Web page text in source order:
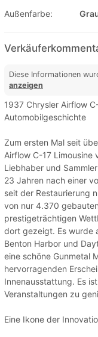
Außenfarbe:
Diese Informationen
anzeigen
1937 Chrysler Airflow
Automobilgeschichte
Zum ersten Mal seit
Airflow C-17 Limousine
Liebhaber und
23 Jahren nach einer
seit der Restaurierung
von nur 4.370
prestigeträchtigen
dort gezeigt. Es wurde
Benton Harbor und
eine schöne Gunmetal
hervorragenden
Innenausstattung. Es
Veranstaltungen zu
Eine Ikone der